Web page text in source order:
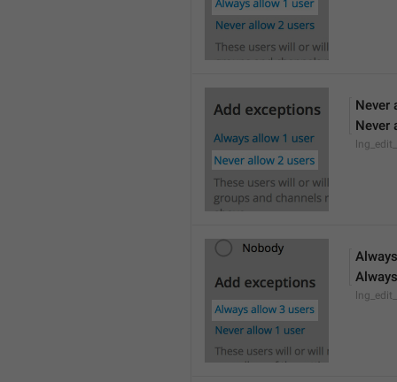
Never
Never